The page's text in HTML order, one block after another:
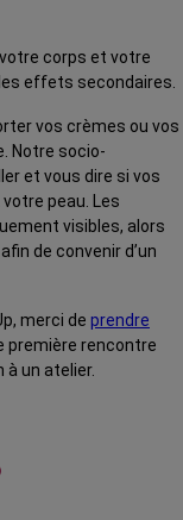
corps et votre
effets secondaires.
vos crèmes ou vos
Notre socio-
et vous dire si vos
peau. Les
visibles, alors
de convenir d’un
merci de prendre
première rencontre
un atelier.